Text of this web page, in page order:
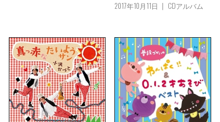
2017年10月11日 CDアルバム